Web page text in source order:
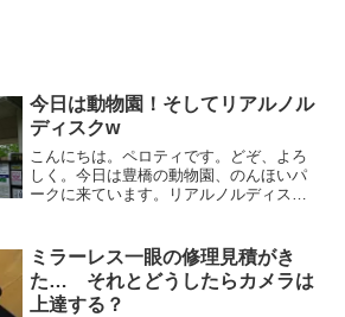
今日は動物園！そしてリアルノル
ディスクw
こんにちは。ペロティです。どぞ、よろ
しく。今日は豊橋の動物園、のんほいパ
ークに来ています。リアルノルディスクw
うどいい感じです。なんか、キャンプ以
外の外出って久しぶり...
ミラーレス一眼の修理見積がき
た… それとどうしたらカメラは
上達する？